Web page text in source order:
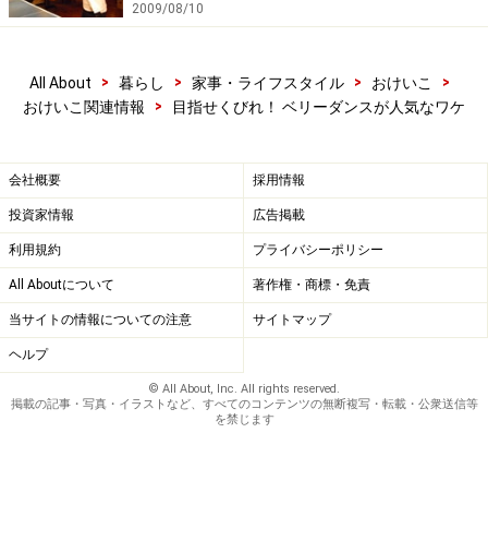
2009/08/10
All About > 暮らし > 家事・ライフスタイル > おけいこ
>
おけいこ関連情報
> 目指せくびれ！ ベリーダンスが人気なワケ
会社概要 採用情報
投資家情報 広告掲載
利用規約 プライバシーポリシー
All Aboutについて 著作権・商標・免責
当サイトの情報についての注意 サイトマップ
ヘルプ
© All About, Inc. All rights reserved.
掲載の記事・写真・イラストなど、すべてのコンテンツの無断複写・転載・公衆送信等
を禁じます